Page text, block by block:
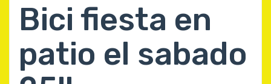
Bici fiesta en
patio el sabado